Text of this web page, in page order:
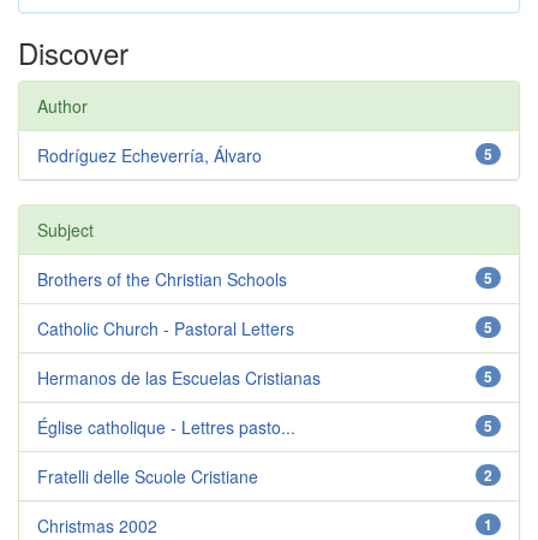
Discover
Author
5
Rodríguez Echeverría, Álvaro
Subject
5
Brothers of the Christian Schools
5
Catholic Church - Pastoral Letters
5
Hermanos de las Escuelas Cristianas
5
Église catholique - Lettres pasto...
2
Fratelli delle Scuole Cristiane
1
Christmas 2002